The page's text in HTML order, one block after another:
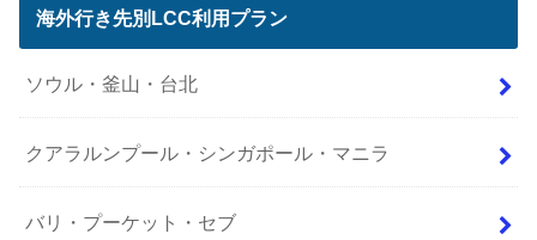
海外行き先別LCC利用プラン
ソウル・釜山・台北
クアラルンプール・シンガポール・マニラ
バリ・プーケット・セブ